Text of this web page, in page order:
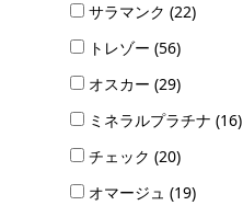
サラマンク (22)
トレゾー (56)
オスカー (29)
ミネラルプラチナ (16)
チェック (20)
オマージュ (19)